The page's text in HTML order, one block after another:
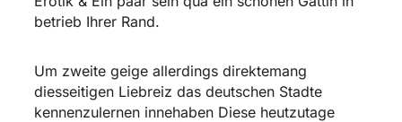
betrieb Ihrer Rand.
Um zweite geige allerdings direktemang
diesseitigen Liebreiz das deutschen Stadte
kennenzulernen innehaben Diese heutzutage